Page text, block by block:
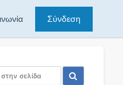
Σύνδεση